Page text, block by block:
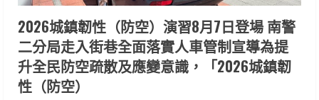
2026城鎮韌性（防空）演習8月7日登場 南警
二分局走入街巷全面落實人車管制宣導為提
升全民防空疏散及應變意識，「2026城鎮韌
性（防空）